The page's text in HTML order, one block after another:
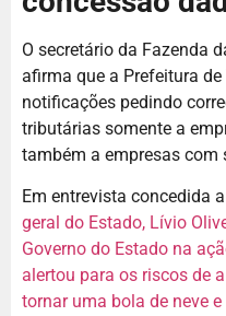
O secretário da Fazenda
afirma que a Prefeitura
notificações pedindo
tributárias somente a
também a empresas com
Em entrevista concedida
geral do Estado, Lívio
Governo do Estado na
alertou para os riscos de
tornar uma bola de neve